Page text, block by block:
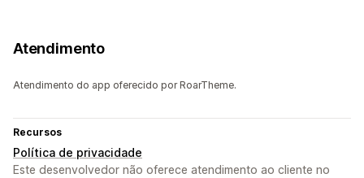
Atendimento
Atendimento do app oferecido por RoarTheme.
Recursos
Política de privacidade
Este desenvolvedor não oferece atendimento ao cliente no